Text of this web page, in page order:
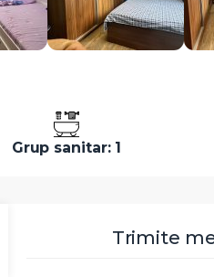
Grup sanitar: 1
Trimite